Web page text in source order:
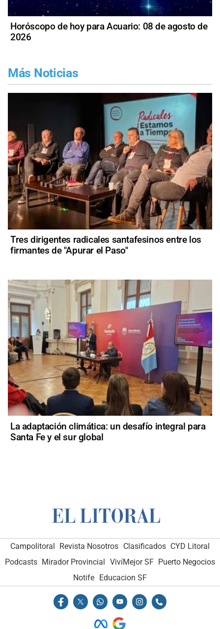
Horóscopo de hoy para Acuario: 08 de agosto de
2026
Más Noticias
Tres dirigentes radicales santafesinos entre los
firmantes de "Apurar el Paso"
La adaptación climática: un desafío integral para
Santa Fe y el sur global
Campolitoral Revista Nosotros Clasificados CYD Litoral
Podcasts Mirador Provincial VivíMejor SF Puerto Negocios
Notife
Educacion SF